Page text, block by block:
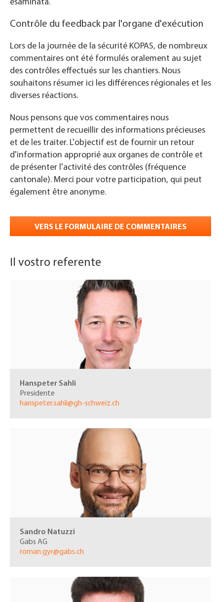
esaminata.
Contrôle du feedback par l'organe d'exécution
Lors de la journée de la sécurité KOPAS, de nombreux
commentaires ont été formulés oralement au sujet
des contrôles effectués sur les chantiers. Nous
souhaitons résumer ici les différences régionales et les
diverses réactions.
Nous pensons que vos commentaires nous
permettent de recueillir des informations précieuses
et de les traiter. L'objectif est de fournir un retour
d'information approprié aux organes de contrôle et
de présenter l'activité des contrôles (fréquence
cantonale). Merci pour votre participation, qui peut
également être anonyme.
VERS LE FORMULAIRE DE COMMENTAIRES
Il vostro referente
Hanspeter Sahli
Presidente
hanspeter.sahli@gh-schweiz.ch
Sandro Natuzzi
Gabs AG
roman.gyr@gabs.ch